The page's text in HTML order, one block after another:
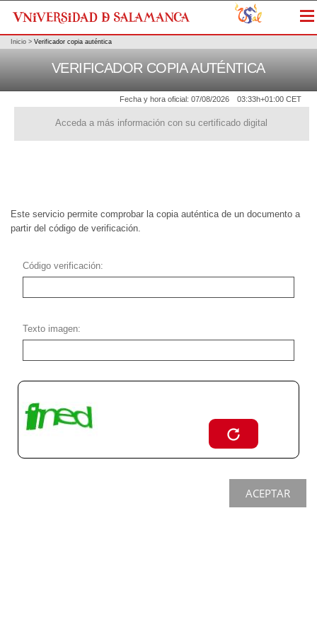
Fecha y hora oficial: 07/08/2026 03:33h+01:00 CET
Acceda a más información con su certificado digital
Inicio > Verificador copia auténtica
VERIFICADOR COPIA AUTÉNTICA
Este servicio permite comprobar la copia auténtica de un documento a
partir del código de verificación.
Código verificación
Texto imagen